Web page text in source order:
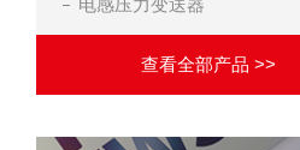
电感压力变送器
查看全部产品 >>